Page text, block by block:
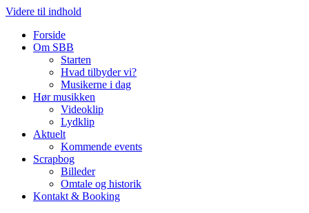
Videre til indhold
Forside
Om SBB
Starten
Hvad tilbyder vi?
Musikerne i dag
Hør musikken
Videoklip
Lydklip
Aktuelt
Kommende events
Scrapbog
Billeder
Omtale og historik
Kontakt & Booking